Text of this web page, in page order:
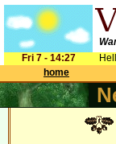
Fri 7 - 14:27
home